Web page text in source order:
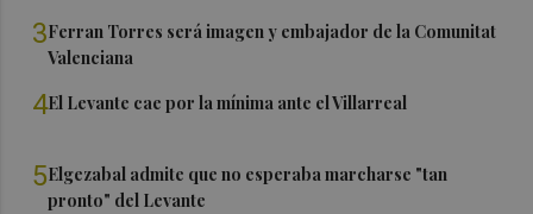
3Ferran Torres será imagen y embajador de la Comunitat
Valenciana
4El Levante cae por la mínima ante el Villarreal
5Elgezabal admite que no esperaba marcharse "tan
pronto" del Levante